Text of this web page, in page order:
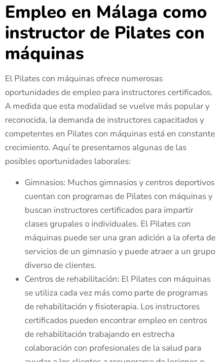
Empleo en Málaga como
instructor de Pilates con
máquinas
El Pilates con máquinas ofrece numerosas
oportunidades de empleo para instructores certificados.
A medida que esta modalidad se vuelve más popular y
reconocida, la demanda de instructores capacitados y
competentes en Pilates con máquinas está en constante
crecimiento. Aquí te presentamos algunas de las
posibles oportunidades laborales:
Gimnasios: Muchos gimnasios y centros deportivos
cuentan con programas de Pilates con máquinas y
buscan instructores certificados para impartir
clases grupales o individuales. El Pilates con
máquinas puede ser una gran adición a la oferta de
servicios de un gimnasio y puede atraer a un grupo
diverso de clientes.
Centros de rehabilitación: El Pilates con máquinas
se utiliza cada vez más como parte de programas
de rehabilitación y fisioterapia. Los instructores
certificados pueden encontrar empleo en centros
de rehabilitación trabajando en estrecha
colaboración con profesionales de la salud para